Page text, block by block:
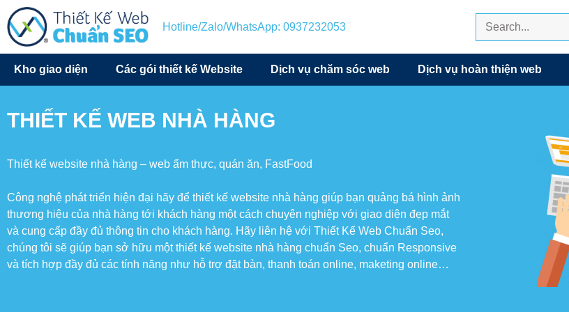
Hotline/Zalo/WhatsApp: 0937232053
Kho giao diện Các gói thiết kế Website Dịch vụ chăm sóc web Dịch vụ hoàn thiện web
THIẾT KẾ WEB NHÀ HÀNG
Thiết kế website nhà hàng – web ẩm thực, quán ăn, FastFood
Công nghệ phát triển hiện đại hãy để thiết kế website nhà hàng giúp bạn quảng bá hình ảnh
thương hiệu của nhà hàng tới khách hàng một cách chuyên nghiệp với giao diện đẹp mắt
và cung cấp đầy đủ thông tin cho khách hàng. Hãy liên hệ với Thiết Kế Web Chuẩn Seo,
chúng tôi sẽ giúp bạn sở hữu một thiết kế website nhà hàng chuẩn Seo, chuẩn Responsive
và tích hợp đầy đủ các tính năng như hỗ trợ đặt bàn, thanh toán online, maketing online…